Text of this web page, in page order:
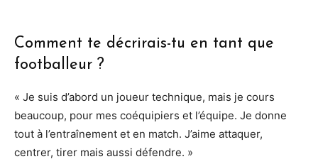
Comment te décrirais-tu en tant que
footballeur ?
« Je suis d’abord un joueur technique, mais je cours
beaucoup, pour mes coéquipiers et l’équipe. Je donne
tout à l’entraînement et en match. J’aime attaquer,
centrer, tirer mais aussi défendre. »